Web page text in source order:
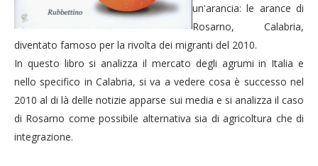
un'arancia: le arance di
Rosarno, Calabria,
diventato famoso per la rivolta dei migranti del 2010.
In questo libro si analizza il mercato degli agrumi in Italia e
nello specifico in Calabria, si va a vedere cosa è successo nel
2010 al di là delle notizie apparse sui media e si analizza il caso
di Rosarno come possibile alternativa sia di agricoltura che di
integrazione.